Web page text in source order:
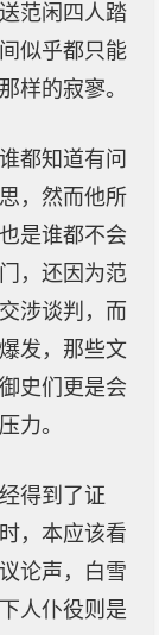
范闲四人踏
似乎都只能
样的寂寥。
都知道有问
，然而他所
是谁都不会
，还因为范
涉谈判，而
发，那些文
史们更是会
力。
得到了证
，本应该看
论声，白雪
人仆役则是